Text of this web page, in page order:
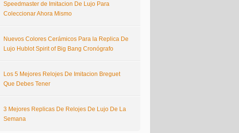
Speedmaster de Imitacion De Lujo Para
Coleccionar Ahora Mismo
Nuevos Colores Cerámicos Para la Replica De
Lujo Hublot Spirit of Big Bang Cronógrafo
Los 5 Mejores Relojes De Imitacion Breguet
Que Debes Tener
3 Mejores Replicas De Relojes De Lujo De La
Semana